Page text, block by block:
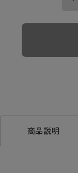
商品説明